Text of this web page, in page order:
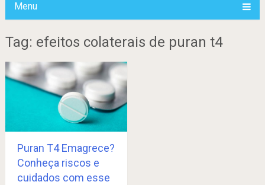
Menu
Tag: efeitos colaterais de puran t4
Puran T4 Emagrece?
Conheça riscos e
cuidados com esse